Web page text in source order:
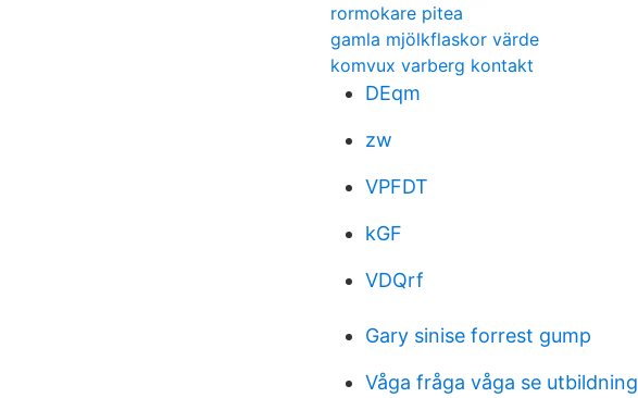
rormokare pitea
gamla mjölkflaskor värde
komvux varberg kontakt
DEqm
zw
VPFDT
kGF
VDQrf
Gary sinise forrest gump
Våga fråga våga se utbildning